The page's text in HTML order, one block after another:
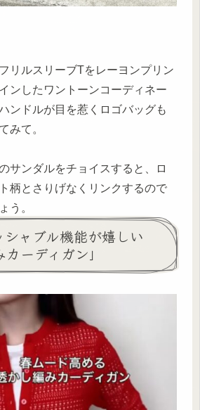
リルスリーブTをレーヨンプリン
ンしたワントーンコーディネー
ンドルが目を惹くロゴバッグも
みて。
サンダルをチョイスすると、ロ
柄とさりげなくリンクするので
う。
シャブル機能が嬉しい
カーディガン」